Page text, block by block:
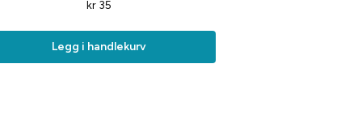
kr 35
Legg i handlekurv